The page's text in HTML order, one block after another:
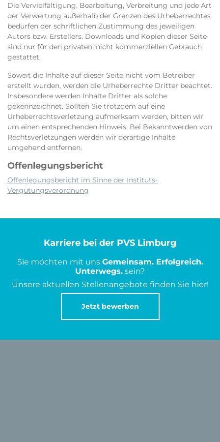
Die Vervielfältigung, Bearbeitung, Verbreitung und jede Art
der Verwertung außerhalb der Grenzen des Urheberrechtes
bedürfen der schriftlichen Zustimmung des jeweiligen
Autors bzw. Erstellers. Downloads und Kopien dieser Seite
sind nur für den privaten, nicht kommerziellen Gebrauch
gestattet.
Soweit die Inhalte auf dieser Seite nicht vom Betreiber
erstellt wurden, werden die Urheberrechte Dritter beachtet.
Insbesondere werden Inhalte Dritter als solche
gekennzeichnet. Sollten Sie trotzdem auf eine
Urheberrechtsverletzung aufmerksam werden, bitten wir
um einen entsprechenden Hinweis. Bei Bekanntwerden von
Rechtsverletzungen werden wir derartige Inhalte
umgehend entfernen.
Offenlegungsbericht
Offenlegungsbericht im Sinne der Instituts-
Vergütungsverordnung
Karriere bei der PVS Limburg
Sie möchten mit uns Gemeinsam. Erfolgreich.
Unterwegs. sein?
Unsere aktuellen Stellenangebote finden Sie hier!
Jetzt bewerben